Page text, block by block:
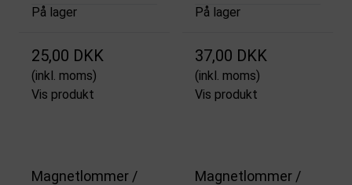
På lager
25,00 DKK
(inkl. moms)
Vis produkt
På lager
37,00 DKK
(inkl. moms)
Vis produkt
Magnetlommer /
Magnetlommer /